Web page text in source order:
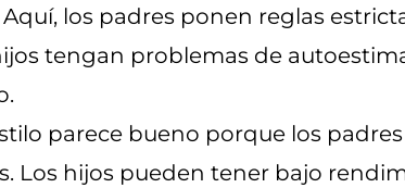
Aquí, los padres ponen reglas
tengan problemas de
parece bueno porque los
Los hijos pueden tener bajo